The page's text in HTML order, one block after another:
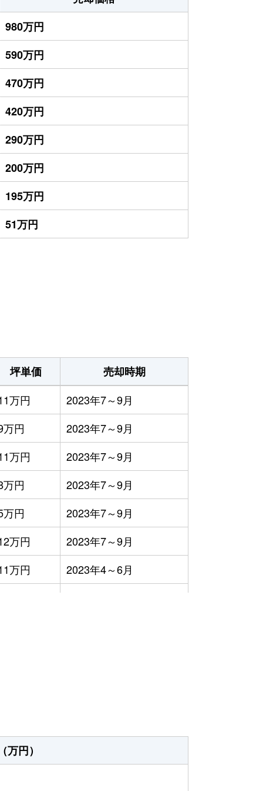
980万円
590万円
470万円
420万円
290万円
200万円
195万円
51万円
坪単価
売却時期
万円
2023年7～9月
万円
2023年7～9月
万円
2023年7～9月
万円
2023年7～9月
万円
2023年7～9月
万円
2023年7～9月
万円
2023年4～6月
万円
2023年7～9月
万円
2023年7～9月
万円）